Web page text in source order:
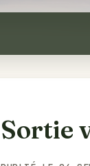
Sortie